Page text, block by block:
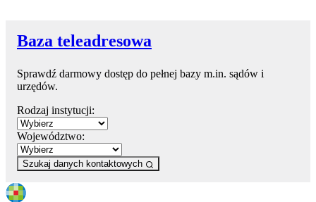
Baza teleadresowa
Sprawdź darmowy dostęp do pełnej bazy m.in. sądów i
urzędów.
Rodzaj instytucji:
Województwo:
Szukaj danych kontaktowych